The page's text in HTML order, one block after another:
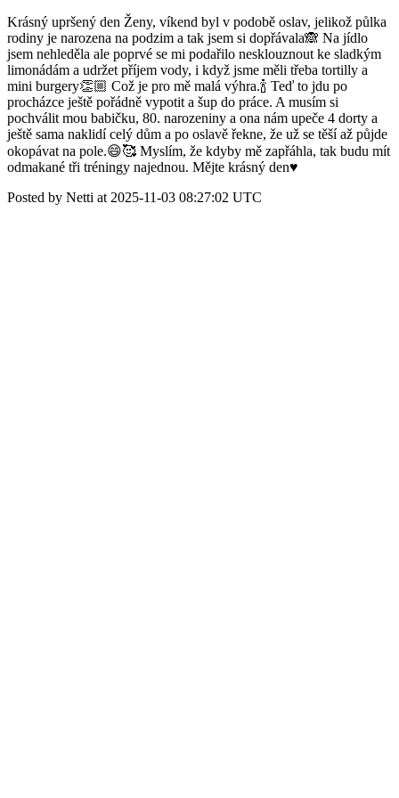
Krásný upršený den Ženy, víkend byl v podobě oslav, jelikož půlka
rodiny je narozena na podzim a tak jsem si dopřávala🙈 Na jídlo
jsem nehleděla ale poprvé se mi podařilo nesklouznout ke sladkým
limonádám a udržet příjem vody, i když jsme měli třeba tortilly a
mini burgery👏🏼 Což je pro mě malá výhra.🍾 Teď to jdu po
procházce ještě pořádně vypotit a šup do práce. A musím si
pochválit mou babičku, 80. narozeniny a ona nám upeče 4 dorty a
ještě sama naklidí celý dům a po oslavě řekne, že už se těší až půjde
okopávat na pole.😄🥰 Myslím, že kdyby mě zapřáhla, tak budu mít
odmakané tři tréningy najednou. Mějte krásný den♥️
Posted by Netti at 2025-11-03 08:27:02 UTC